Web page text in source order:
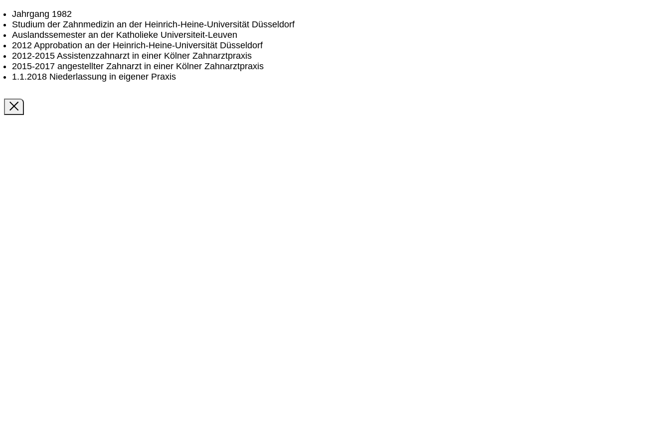
Jahrgang 1982
Studium der Zahnmedizin an der Heinrich-Heine-Universität Düsseldorf
Auslandssemester an der Katholieke Universiteit-Leuven
2012 Approbation an der Heinrich-Heine-Universität Düsseldorf
2012-2015 Assistenzzahnarzt in einer Kölner Zahnarztpraxis
2015-2017 angestellter Zahnarzt in einer Kölner Zahnarztpraxis
1.1.2018 Niederlassung in eigener Praxis